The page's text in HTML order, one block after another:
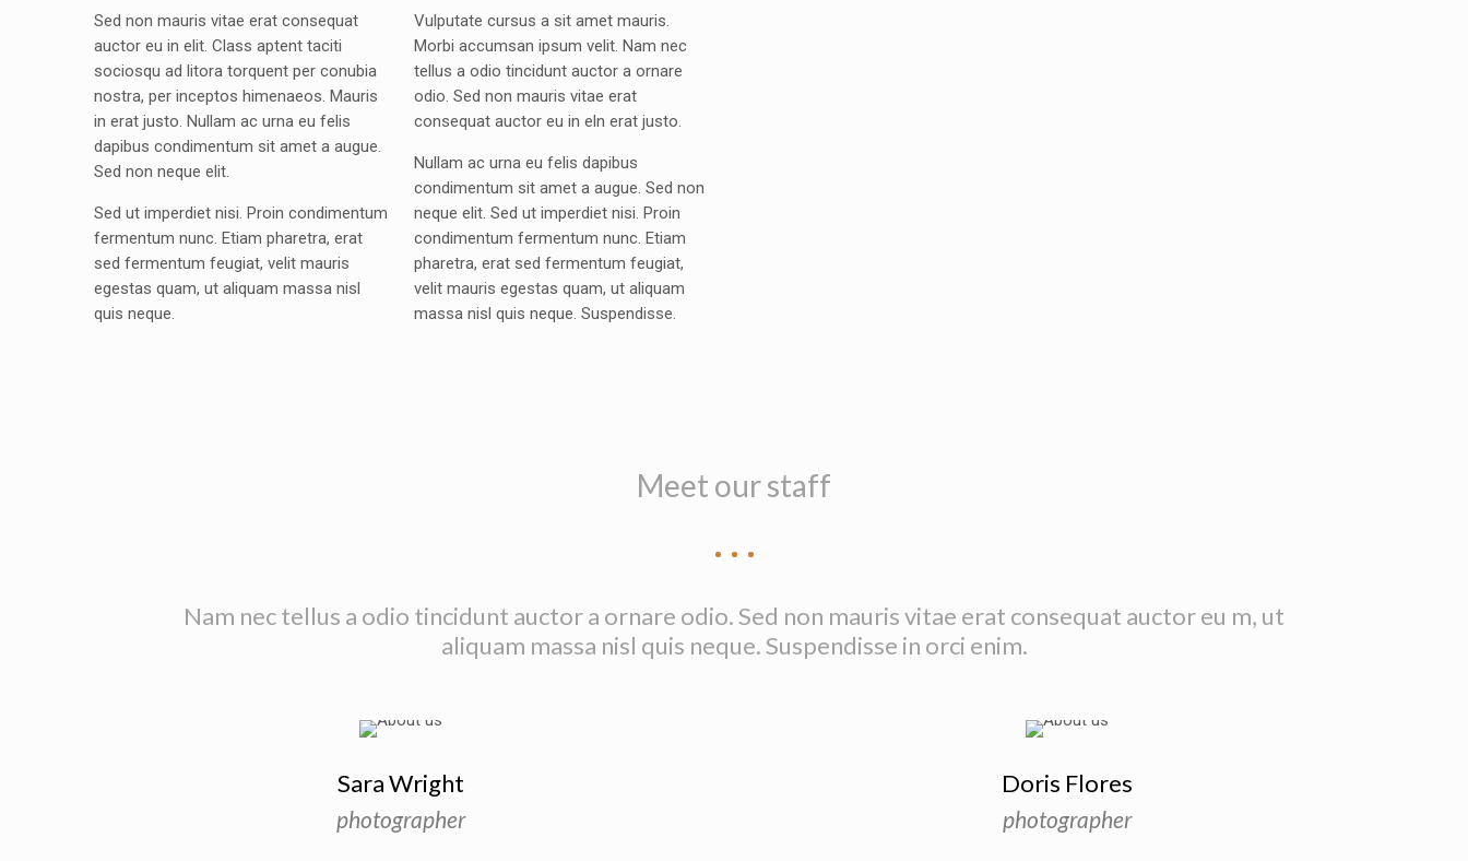
Sed non mauris vitae erat consequat
auctor eu in elit. Class aptent taciti
sociosqu ad litora torquent per conubia
nostra, per inceptos himenaeos. Mauris
in erat justo. Nullam ac urna eu felis
dapibus condimentum sit amet a augue.
Sed non neque elit.
Sed ut imperdiet nisi. Proin condimentum
fermentum nunc. Etiam pharetra, erat
sed fermentum feugiat, velit mauris
egestas quam, ut aliquam massa nisl
quis neque.
Vulputate cursus a sit amet mauris.
Morbi accumsan ipsum velit. Nam nec
tellus a odio tincidunt auctor a ornare
odio. Sed non mauris vitae erat
consequat auctor eu in eln erat justo.
Nullam ac urna eu felis dapibus
condimentum sit amet a augue. Sed non
neque elit. Sed ut imperdiet nisi. Proin
condimentum fermentum nunc. Etiam
pharetra, erat sed fermentum feugiat,
velit mauris egestas quam, ut aliquam
massa nisl quis neque. Suspendisse.
Meet our staff
Nam nec tellus a odio tincidunt auctor a ornare odio. Sed non mauris vitae erat consequat auctor eu m, ut
aliquam massa nisl quis neque. Suspendisse in orci enim.
Sara Wright
photographer
Doris Flores
photographer